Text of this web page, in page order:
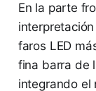
En la parte
faros LED
fina barra de
integrando el